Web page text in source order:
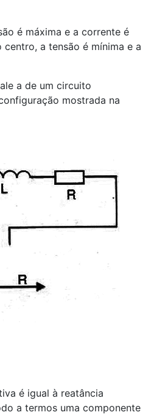
é máxima e a corrente é
centro, a tensão é mínima e a
a de um circuito
mostrada na
é igual à reatância
a termos uma componente